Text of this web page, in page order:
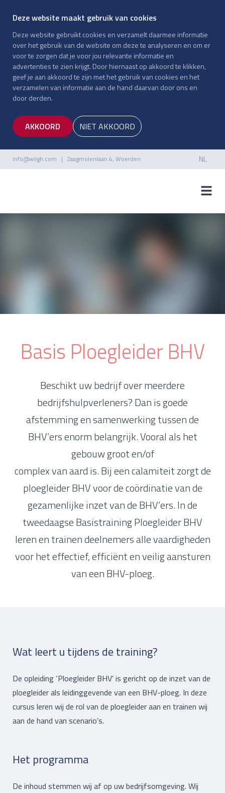
Deze website maakt gebruik van cookies
Deze website gebruikt cookies en verzamelt daarmee informatie
over het gebruik van de website om deze te analyseren en om er
voor te zorgen dat je voor jou relevante informatie en
advertenties te zien krijgt. Door hiernaast op akkoord te klikken,
geef je aan akkoord te zijn met het gebruik van cookies en het
verzamelen van informatie aan de hand daarvan door ons en
door derden.
AKKOORD NIET AKKOORD
info@wilgh.com | Zaagmolenlaan 4, Woerden NL
EN
Basis Ploegleider BHV
Beschikt uw bedrijf over meerdere
bedrijfshulpverleners? Dan is goede
afstemming en samenwerking tussen de
BHV’ers enorm belangrijk. Vooral als het
gebouw groot en/of
complex van aard is. Bij een calamiteit zorgt de
ploegleider BHV voor de coördinatie van de
gezamenlijke inzet van de BHV’ers. In de
tweedaagse Basistraining Ploegleider BHV
leren en trainen deelnemers alle vaardigheden
voor het effectief, efficiënt en veilig aansturen
van een BHV-ploeg.
Wat leert u tijdens de training?
De opleiding ‘Ploegleider BHV’ is gericht op de inzet van de
ploegleider als leidinggevende van een BHV-ploeg. In deze
cursus leren wij de rol van de ploegleider aan en trainen wij
aan de hand van scenario’s.
Het programma
De inhoud stemmen wij af op uw bedrijfsomgeving. Wij